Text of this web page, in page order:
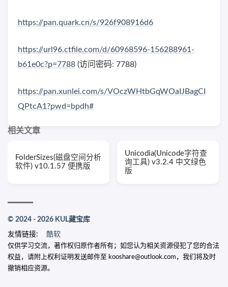
https://pan.quark.cn/s/926f908916d6
https://url96.ctfile.com/d/60968596-156288961-
b61e0c?p=7788 (访问密码: 7788)
https://pan.xunlei.com/s/VOczWHtbGqWOaIJBagCI
QPtcA1?pwd=bpdh#
相关文章
FolderSizes(磁盘空间分析
软件) v10.1.57 便携版
Unicodia(Unicode字符查
询工具) v3.2.4 中文绿色
版
© 2024 - 2026 KUL藏宝库
友情链接: 酷软
仅供学习交流，著作权归原作者所有；如您认为相关资源侵犯了您的合法
权益，请附上权利证明发送邮件至 kooshare@outlook.com，我们将及时
撤销相应资源。